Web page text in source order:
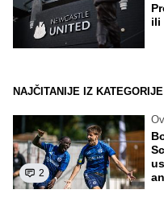
ili
NAJČITANIJE IZ KATEGORIJE
2